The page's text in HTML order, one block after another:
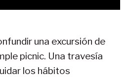
una excursión de
picnic. Una travesía
los hábitos